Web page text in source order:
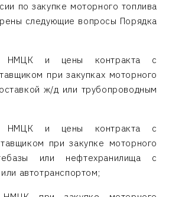
по закупке моторного топлива
следующие вопросы Порядка
НМЦК и цены контракта с
при закупках моторного
ж/д или трубопроводным
НМЦК и цены контракта с
при закупке моторного
или нефтехранилища с
автотранспортом;